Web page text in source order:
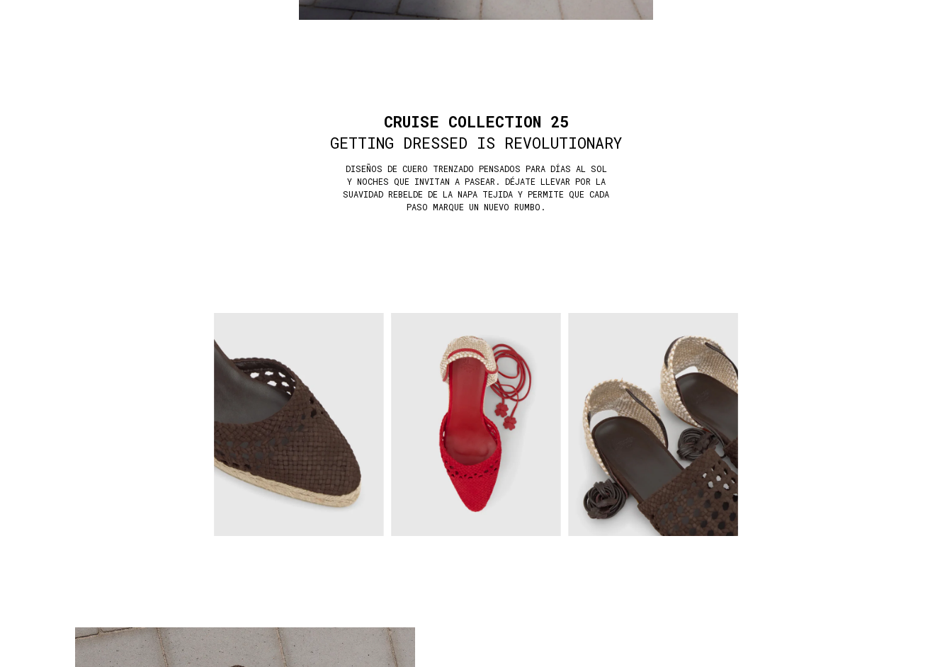
CRUISE COLLECTION 25
GETTING DRESSED IS REVOLUTIONARY
DISEÑOS DE CUERO TRENZADO PENSADOS PARA DÍAS AL SOL
Y NOCHES QUE INVITAN A PASEAR. DÉJATE LLEVAR POR LA
SUAVIDAD REBELDE DE LA NAPA TEJIDA Y PERMITE QUE CADA
PASO MARQUE UN NUEVO RUMBO.